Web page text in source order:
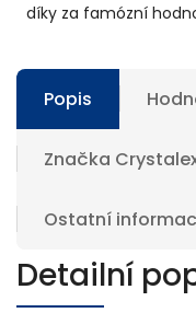
díky za famózní
Popis
Značka
Ostatní
Detailní